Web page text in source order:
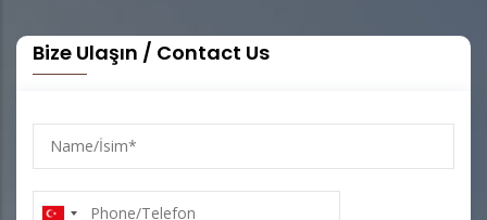
Bize Ulaşın / Contact Us
Name/
İsim
Phone/Telefon